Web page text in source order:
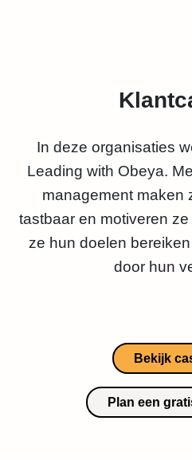
In deze organisaties
Leading with Obeya.
management maken
tastbaar en motiveren
ze hun doelen
door hun
Bekijk
Plan een